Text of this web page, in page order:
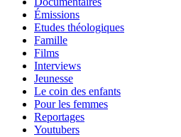
Émissions
Etudes théologiques
Famille
Films
Interviews
Jeunesse
Le coin des enfants
Pour les femmes
Reportages
Youtubers